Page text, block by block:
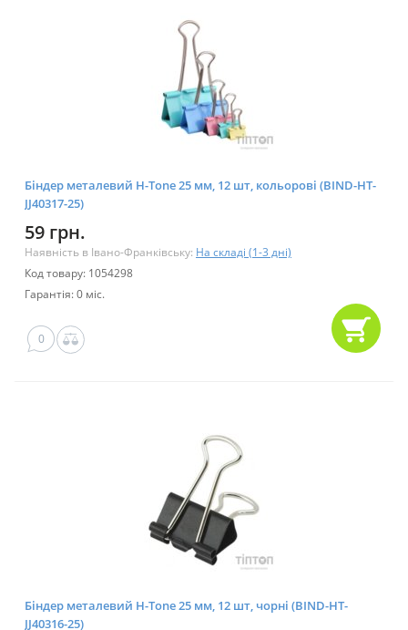
Біндер металевий H-Tone 25 мм, 12 шт, кольорові (BIND-HT-
JJ40317-25)
59 грн.
Наявність в Івано-Франківську: На складі (1-3 дні)
Код товару: 1054298
Гарантія: 0 міс.
0
Біндер металевий H-Tone 25 мм, 12 шт, чорні (BIND-HT-
JJ40316-25)